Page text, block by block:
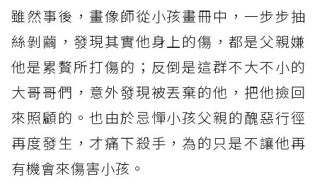
雖然事後，畫像師從小孩畫冊中，一步步抽
絲剝繭，發現其實他身上的傷，都是父親嫌
他是累贅所打傷的；反倒是這群不大不小的
大哥哥們，意外發現被丟棄的他，把他撿回
來照顧的。也由於忌憚小孩父親的醜惡行徑
再度發生，才痛下殺手，為的只是不讓他再
有機會來傷害小孩。